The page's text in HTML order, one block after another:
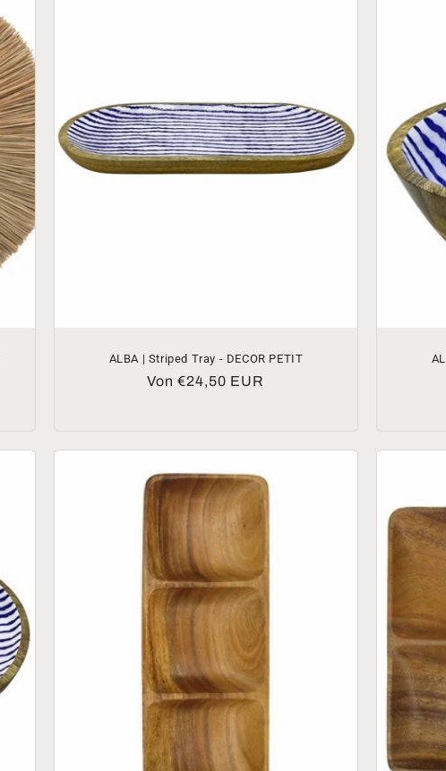
ALBA | Striped Tray - DECOR PETIT
Normaler
Von €24,50 EUR